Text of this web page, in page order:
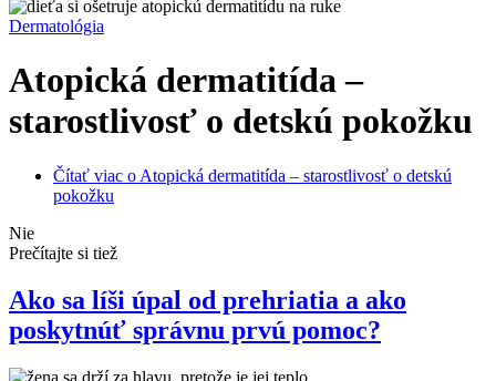
Dermatológia
Atopická dermatitída –
starostlivosť o detskú pokožku
Čítať viac o Atopická dermatitída – starostlivosť o detskú
pokožku
Nie
Prečítajte si tiež
Ako sa líši úpal od prehriatia a ako
poskytnúť správnu prvú pomoc?